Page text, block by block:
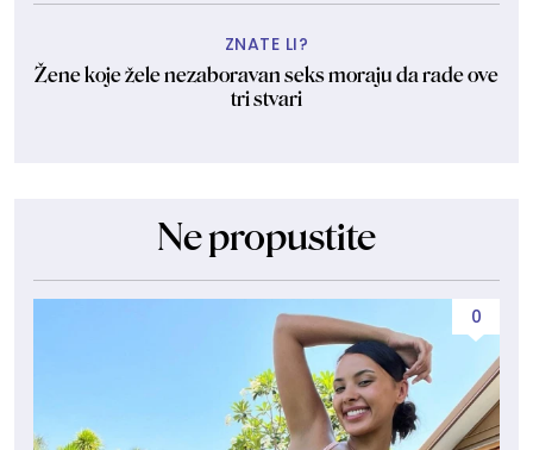
ZNATE LI?
Žene koje žele nezaboravan seks moraju da rade ove
tri stvari
Ne propustite
0